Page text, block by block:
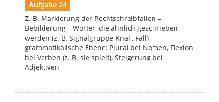
Aufgabe 24
Z. B. Markierung der Rechtschreibfallen –
Bebilderung – Wörter, die ähnlich geschrieben
werden (z. B. Signalgruppe Knall, Fall) –
grammatikalische Ebene: Plural bei Nomen, Flexion
bei Verben (z. B. sie spielt), Steigerung bei
Adjektiven